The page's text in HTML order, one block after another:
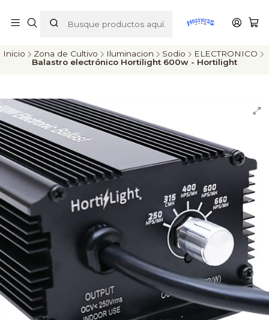
ENVÍOS A TODO CHILE
Inicio Zona de Cultivo Iluminacion Sodio
ELECTRONICO
Balastro electrónico Hortilight 600w - Hortilight